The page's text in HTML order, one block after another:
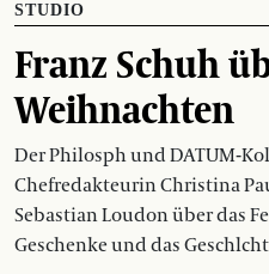
STUDIO
Franz Schuh
Weihnachten
Der Philosph und DATUM-
Chefredakteurin Christina
Sebastian Loudon über das
Geschenke und das